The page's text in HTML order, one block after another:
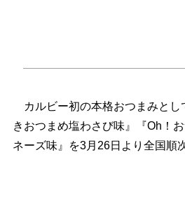
カルビー初の本格おつまみとし
きおつまめ塩わさび味』『Oh！
ネーズ味』を3月26日より全国順